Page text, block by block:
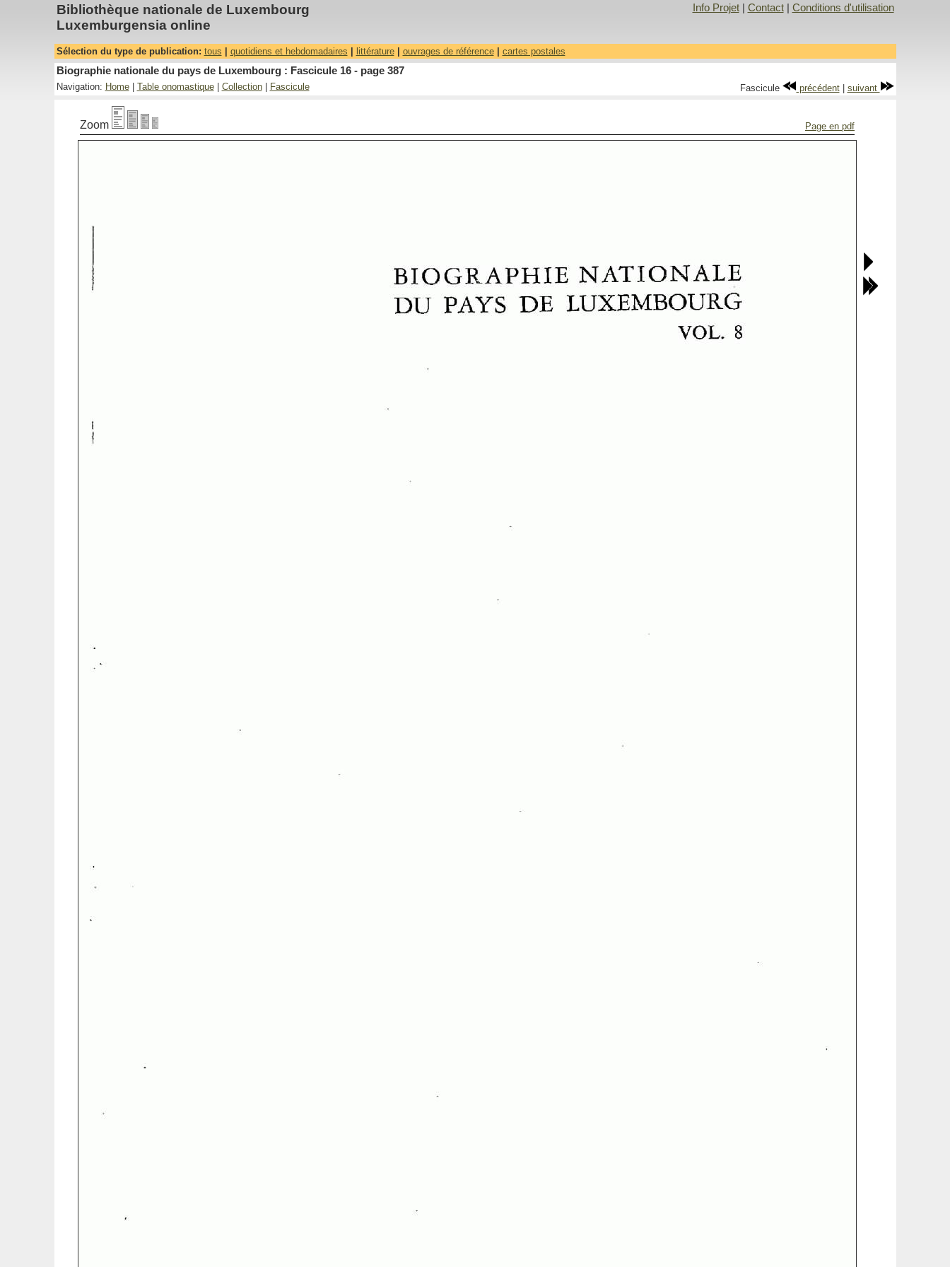
Bibliothèque nationale de Luxembourg
Luxemburgensia online
Info Projet| Contact| Conditions d'utilisation
Sélection du type de publication: tous quotidiens et hebdomadaires littérature| ouvrages de référence| cartes postales
Biographie nationale du pays de Luxembourg : Fascicule 16 - page 387
Navigation: Home| Table onomastique| Collection| Fascicule Fascicule précédent| suivant
Zoom Page en pdf